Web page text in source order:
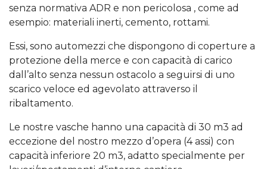
senza normativa ADR e non pericolosa , come ad
esempio: materiali inerti, cemento, rottami.
Essi, sono automezzi che dispongono di coperture a
protezione della merce e con capacità di carico
dall’alto senza nessun ostacolo a seguirsi di uno
scarico veloce ed agevolato attraverso il
ribaltamento.
Le nostre vasche hanno una capacità di 30 m3 ad
eccezione del nostro mezzo d’opera (4 assi) con
capacità inferiore 20 m3, adatto specialmente per